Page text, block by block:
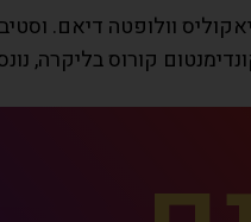
וולופטה דיאם.
קורוס בליקרה,